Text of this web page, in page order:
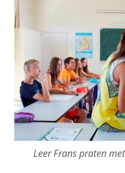
Leer Frans praten